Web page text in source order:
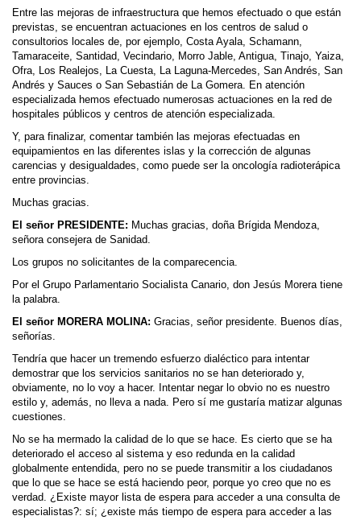
Entre las mejoras de infraestructura que hemos efectuado o que están
previstas, se encuentran actuaciones en los centros de salud o
consultorios locales de, por ejemplo, Costa Ayala, Schamann,
Tamaraceite, Santidad, Vecindario, Morro Jable, Antigua, Tinajo, Yaiza,
Ofra, Los Realejos, La Cuesta, La Laguna-Mercedes, San Andrés, San
Andrés y Sauces o San Sebastián de La Gomera. En atención
especializada hemos efectuado numerosas actuaciones en la red de
hospitales públicos y centros de atención especializada.
Y, para finalizar, comentar también las mejoras efectuadas en
equipamientos en las diferentes islas y la corrección de algunas
carencias y desigualdades, como puede ser la oncología radioterápica
entre provincias.
Muchas gracias.
El señor PRESIDENTE: Muchas gracias, doña Brígida Mendoza,
señora consejera de Sanidad.
Los grupos no solicitantes de la comparecencia.
Por el Grupo Parlamentario Socialista Canario, don Jesús Morera tiene
la palabra.
El señor MORERA MOLINA: Gracias, señor presidente. Buenos días,
señorías.
Tendría que hacer un tremendo esfuerzo dialéctico para intentar
demostrar que los servicios sanitarios no se han deteriorado y,
obviamente, no lo voy a hacer. Intentar negar lo obvio no es nuestro
estilo y, además, no lleva a nada. Pero sí me gustaría matizar algunas
cuestiones.
No se ha mermado la calidad de lo que se hace. Es cierto que se ha
deteriorado el acceso al sistema y eso redunda en la calidad
globalmente entendida, pero no se puede transmitir a los ciudadanos
que lo que se hace se está haciendo peor, porque yo creo que no es
verdad. ¿Existe mayor lista de espera para acceder a una consulta de
especialistas?: sí; ¿existe más tiempo de espera para acceder a las